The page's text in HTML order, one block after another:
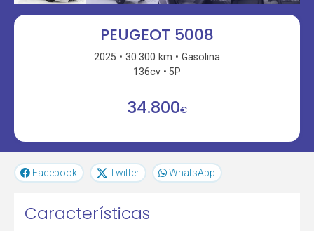
PEUGEOT 5008
2025 30.300 km
Gasolina
136cv
5P
34.800€
Facebook Twitter WhatsApp
Características